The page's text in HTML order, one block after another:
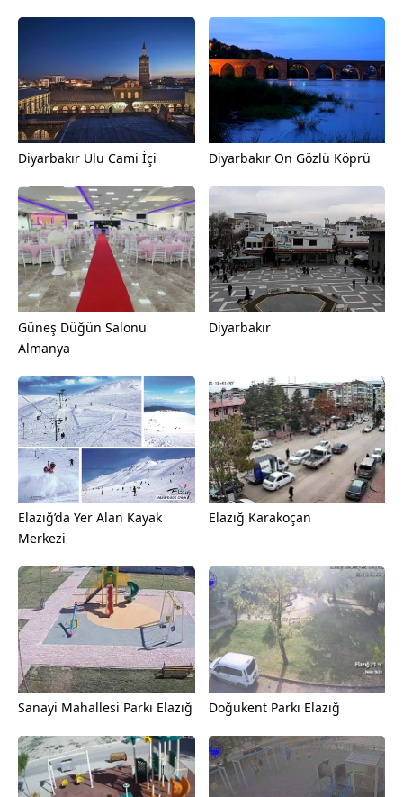
Diyarbakır Ulu Cami İçi Diyarbakır On Gözlü Köprü
Güneş Düğün Salonu
Almanya
Diyarbakır
Elazığ’da Yer Alan Kayak
Merkezi
Elazığ Karakoçan
Sanayi Mahallesi Parkı Elazığ Doğukent Parkı Elazığ